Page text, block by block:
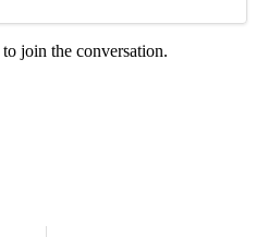
to join the conversation.